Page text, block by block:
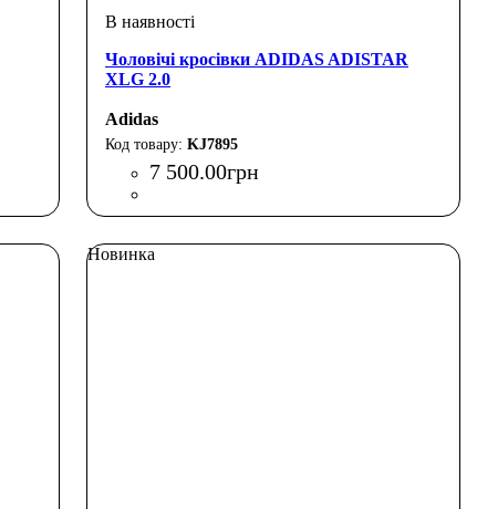
Чоловічі кросівки ADIDAS ADISTAR
XLG 2.0
Adidas
KJ7895
7 500.00грн
Новинка